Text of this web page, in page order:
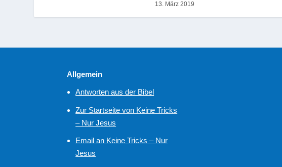
13. März 2019
Allgemein
Antworten aus der Bibel
Zur Startseite von Keine Tricks
– Nur Jesus
Email an Keine Tricks – Nur
Jesus